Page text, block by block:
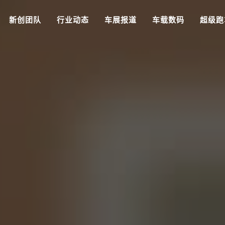
新创团队 行业动态 车展报道 车载数码 超级